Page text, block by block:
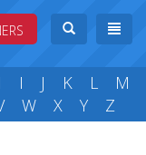
I J K L
M
W X Y Z